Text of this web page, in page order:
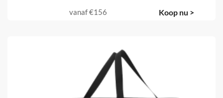
vanaf€156 Koop nu >